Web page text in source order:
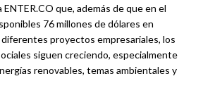
ENTER.CO que, además de que en el
76 millones de dólares en
proyectos empresariales, los
siguen creciendo, especialmente
renovables, temas ambientales y